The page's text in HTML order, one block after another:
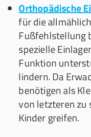
Orthopädische
für die
Fußfehlstellung
spezielle
Funktion
lindern. Da
benötigen als
von letzteren zu
Kinder greifen.